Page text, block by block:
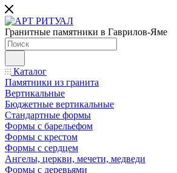
Гранитные памятники в Гаврилов-Яме
Каталог
Памятники из гранита
Вертикальные
Бюджетные вертикальные
Стандартные формы
Формы с барельефом
Формы с крестом
Формы с сердцем
Ангелы, церкви, мечети, медведи
Формы с деревьями